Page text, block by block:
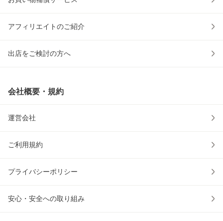
アフィリエイトのご紹介
出店をご検討の方へ
会社概要・規約
運営会社
ご利用規約
プライバシーポリシー
安心・安全への取り組み